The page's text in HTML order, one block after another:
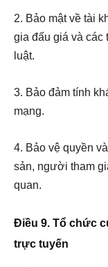
2. Bảo mật về tài
gia đấu giá và các
luật.
3. Bảo đảm tính
mạng.
4. Bảo vệ quyền
sản, người tham
quan.
Điều 9. Tổ chức
trực tuyến